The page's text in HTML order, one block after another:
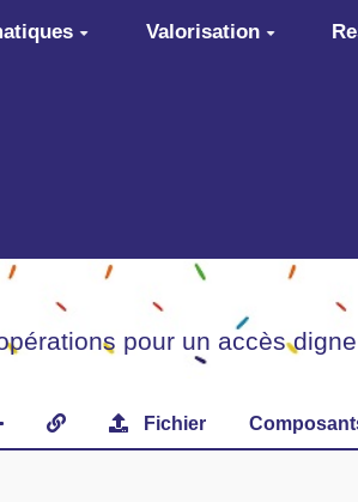
Valorisation
pour un accès
Fichier